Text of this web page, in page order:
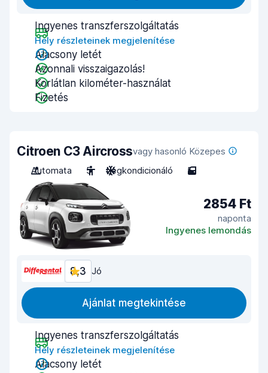
Ingyenes transzferszolgáltatás
Hely részleteinek megjelenítése
Alacsony letét
Azonnali visszaigazolás!
Korlátlan kilométer-használat
Fizetés
Citroen C3 Aircrossvagy hasonló Közepes
Automata
5 Légkondicionáló 5
2854 Ft
naponta
Ingyenes lemondás
8,3 Jó
Ajánlat megtekintése
Ingyenes transzferszolgáltatás
Hely részleteinek megjelenítése
Alacsony letét